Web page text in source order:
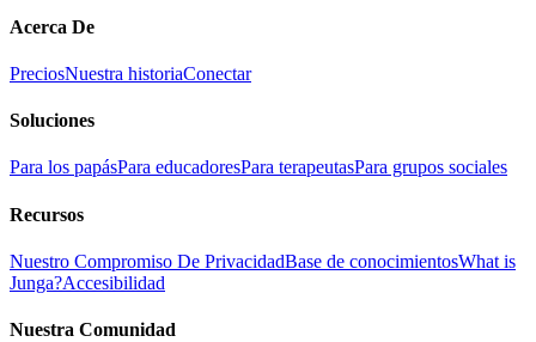
Acerca De
PreciosNuestra historiaConectar
Soluciones
Para los papásPara educadoresPara terapeutasPara grupos sociales
Recursos
Nuestro Compromiso De PrivacidadBase de conocimientosWhat is
Junga?Accesibilidad
Nuestra Comunidad